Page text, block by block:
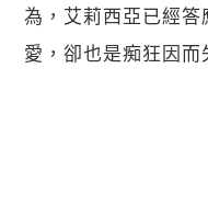
為，艾莉西亞已經
愛，卻也是痴狂因而